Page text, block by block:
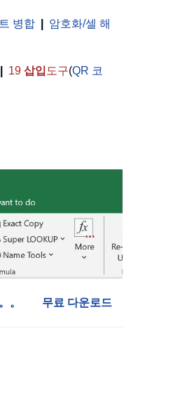
병합
암호화/셀 해
19 삽입 도구(QR 코
。 무료 다운로드